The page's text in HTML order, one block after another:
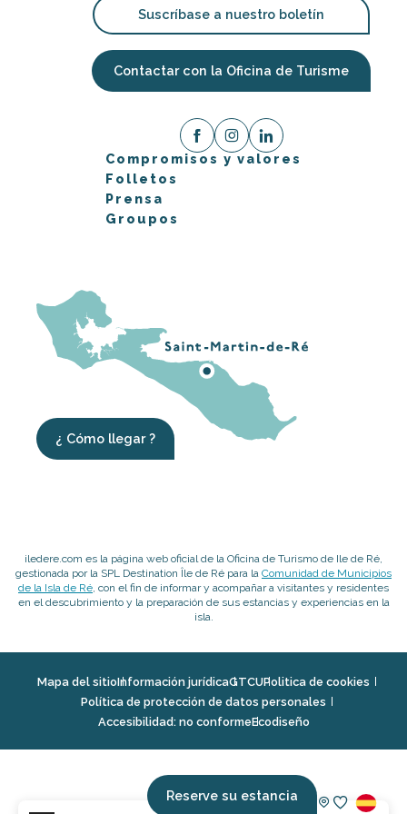
Reserve su estancia
Suscríbase a nuestro boletín
Contactar con la Oficina de Turisme
Compromisos y valores
Folletos
Prensa
Groupos
¿ Cómo llegar ?
iledere.com es la página web oficial de la Oficina de Turismo de Ile de Ré,
gestionada por la SPL Destination Île de Ré para la Comunidad de Municipios
de la Isla de Ré, con el fin de informar y acompañar a visitantes y residentes
en el descubrimiento y la preparación de sus estancias y experiencias en la
isla.
Mapa del sitioInformación jurídicaGTCUPolitica de cookies
Política de protección de datos personales
Accesibilidad: no conformeEcodiseño